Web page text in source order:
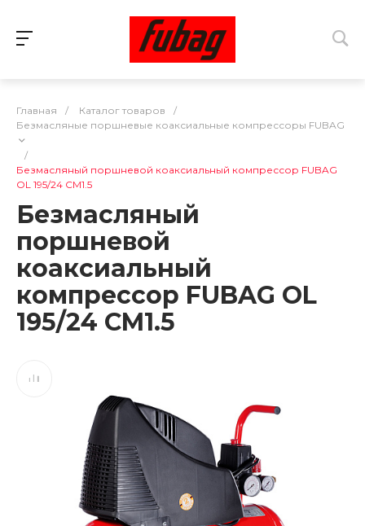
Главная / Каталог товаров
/
Безмасляные поршневые коаксиальные компрессоры FUBAG
/
Безмасляный поршневой коаксиальный компрессор FUBAG
OL 195/24 CM1.5
Безмасляный
поршневой
коаксиальный
компрессор FUBAG OL
195/24 CM1.5